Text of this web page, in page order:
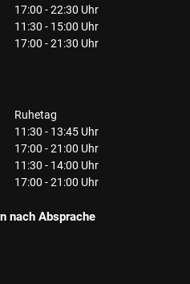
17:00 - 22:30 Uhr
11:30 - 15:00 Uhr
17:00 - 21:30 Uhr
Ruhetag
11:30 - 13:45 Uhr
17:00 - 21:00 Uhr
11:30 - 14:00 Uhr
17:00 - 21:00 Uhr
nach Absprache